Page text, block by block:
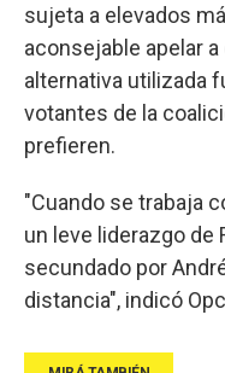
sujeta a elevados
aconsejable apelar
alternativa utilizada
votantes de la
prefieren.
"Cuando se trabaja
un leve liderazgo de
secundado por
distancia", indicó